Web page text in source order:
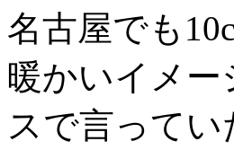
名古屋でも
暖かいイメ
スで言ってい